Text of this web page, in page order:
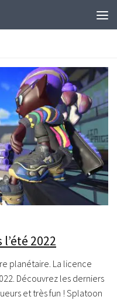
2022
planétaire. La licence
Découvrez les derniers
et très fun ! Splatoon